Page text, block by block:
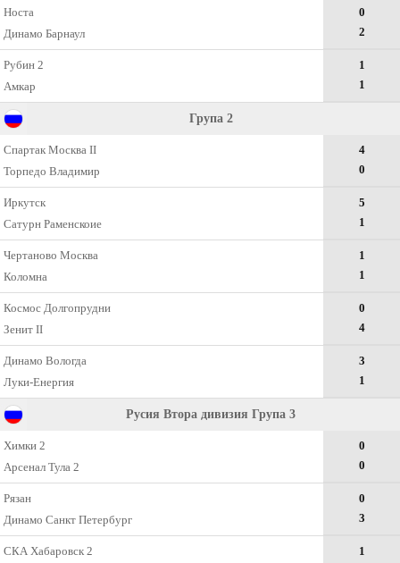
Носта
Динамо Барнаул
0
2
Рубин 2
Амкар
1
1
Група 2
Спартак Москва II
Торпедо Владимир
4
0
Иркутск
Сатурн Раменскоие
5
1
Чертаново Москва
Коломна
1
1
Космос Долгопрудни
Зенит II
0
4
Динамо Вологда
Луки-Енергия
3
1
Русия Втора дивизия Група 3
Химки 2
Арсенал Тула 2
0
0
Рязан
Динамо Санкт Петербург
0
3
СКА Хабаровск 2
1